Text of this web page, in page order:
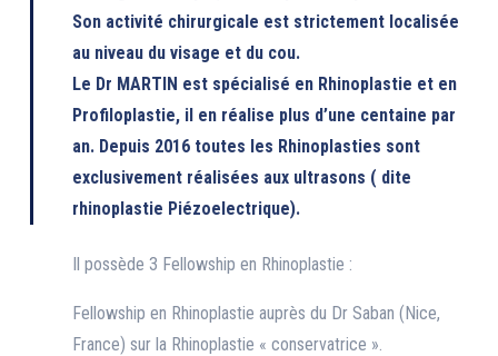
Son activité chirurgicale est strictement localisée
au niveau du visage et du cou.
Le Dr MARTIN est spécialisé en Rhinoplastie et en
Profiloplastie, il en réalise plus d’une centaine par
an. Depuis 2016 toutes les Rhinoplasties sont
exclusivement réalisées aux ultrasons ( dite
rhinoplastie Piézoelectrique).
Il possède 3 Fellowship en Rhinoplastie :
Fellowship en Rhinoplastie auprès du Dr Saban (Nice,
France) sur la Rhinoplastie « conservatrice ».